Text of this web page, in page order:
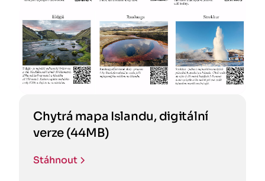
Chytrá mapa Islandu, digitální
verze (44MB)
Stáhnout